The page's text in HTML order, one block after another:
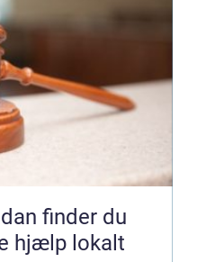
hjælp lokalt